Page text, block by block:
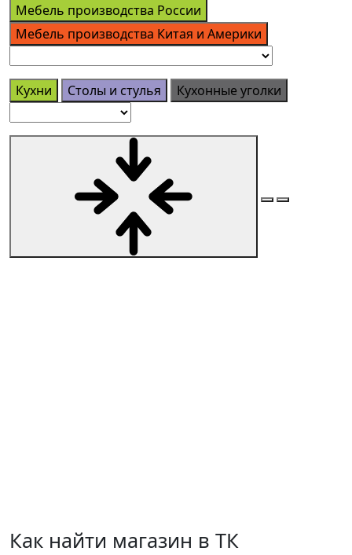
Мебель производства России
Мебель производства Китая и Америки
Кухни Столы и стулья Кухонные уголки
Как найти магазин в ТК